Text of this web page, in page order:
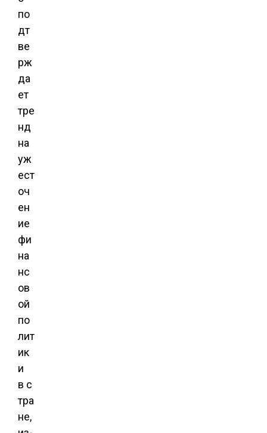
по
дт
ве
рж
да
ет
тре
нд
на
уж
ест
оч
ен
ие
фи
на
нс
ов
ой
по
лит
ик
и
в с
тра
не,